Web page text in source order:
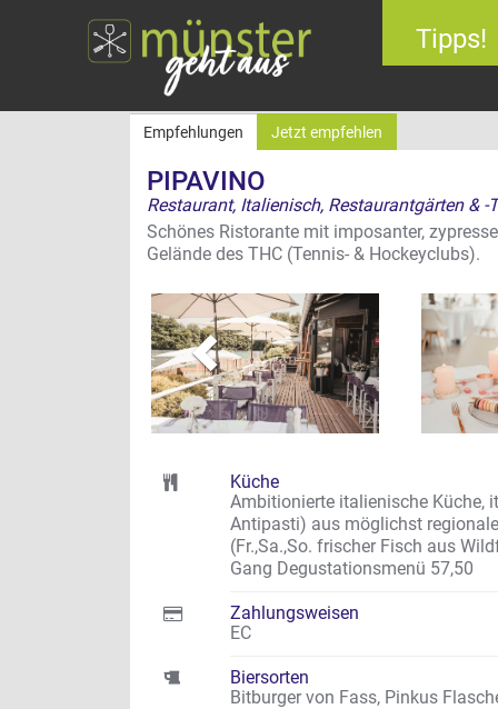
Tipps!
PIPAVINO
Restaurant, Italienisch, Restaurantgärten & -
Schönes Ristorante mit imposanter,
Gelände des THC (Tennis- & Hockeyclubs).
Empfehlungen Jetzt empfehlen
zurück
Küche
Ambitionierte italienische Küche,
Antipasti) aus möglichst
(Fr.,Sa.,So. frischer Fisch aus
Gang Degustationsmenü 57,50
Zahlungsweisen
EC
Biersorten
Bitburger von Fass, Pinkus